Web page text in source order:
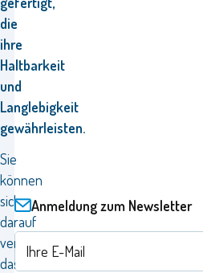
die
ihre
Haltbarkeit
und
Langlebigkeit
gewährleisten.
Sie
können
sich
darauf
verlassen,
dass
Anmeldung zum Newsletter